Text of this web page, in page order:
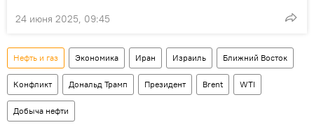
24 июня 2025, 09:45
Нефть и газ Экономика Иран Израиль Ближний Восток
Конфликт Дональд Трамп Президент Brent WTI
Добыча нефти